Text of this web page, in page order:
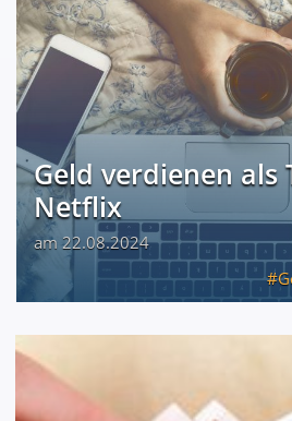
Geld verdienen als
Netflix
am 22.08.2024